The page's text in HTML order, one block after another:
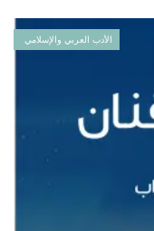
الأدب العربي والإسلامي